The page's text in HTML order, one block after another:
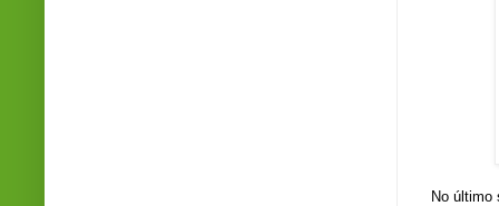
No último